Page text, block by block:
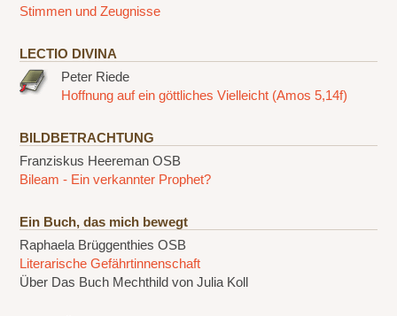
Stimmen und Zeugnisse
LECTIO DIVINA
Peter Riede
Hoffnung auf ein göttliches Vielleicht (Amos 5,14f)
BILDBETRACHTUNG
Franziskus Heereman OSB
Bileam - Ein verkannter Prophet?
Ein Buch, das mich bewegt
Raphaela Brüggenthies OSB
Literarische Gefährtinnenschaft
Über Das Buch Mechthild von Julia Koll